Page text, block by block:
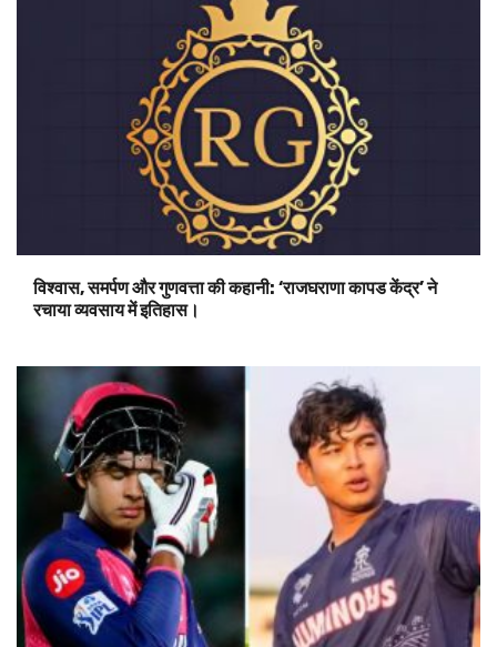
विश्वास, समर्पण और गुणवत्ता की कहानी: ‘राजघराणा कापड केंद्र’ ने
रचाया व्यवसाय में इतिहास।